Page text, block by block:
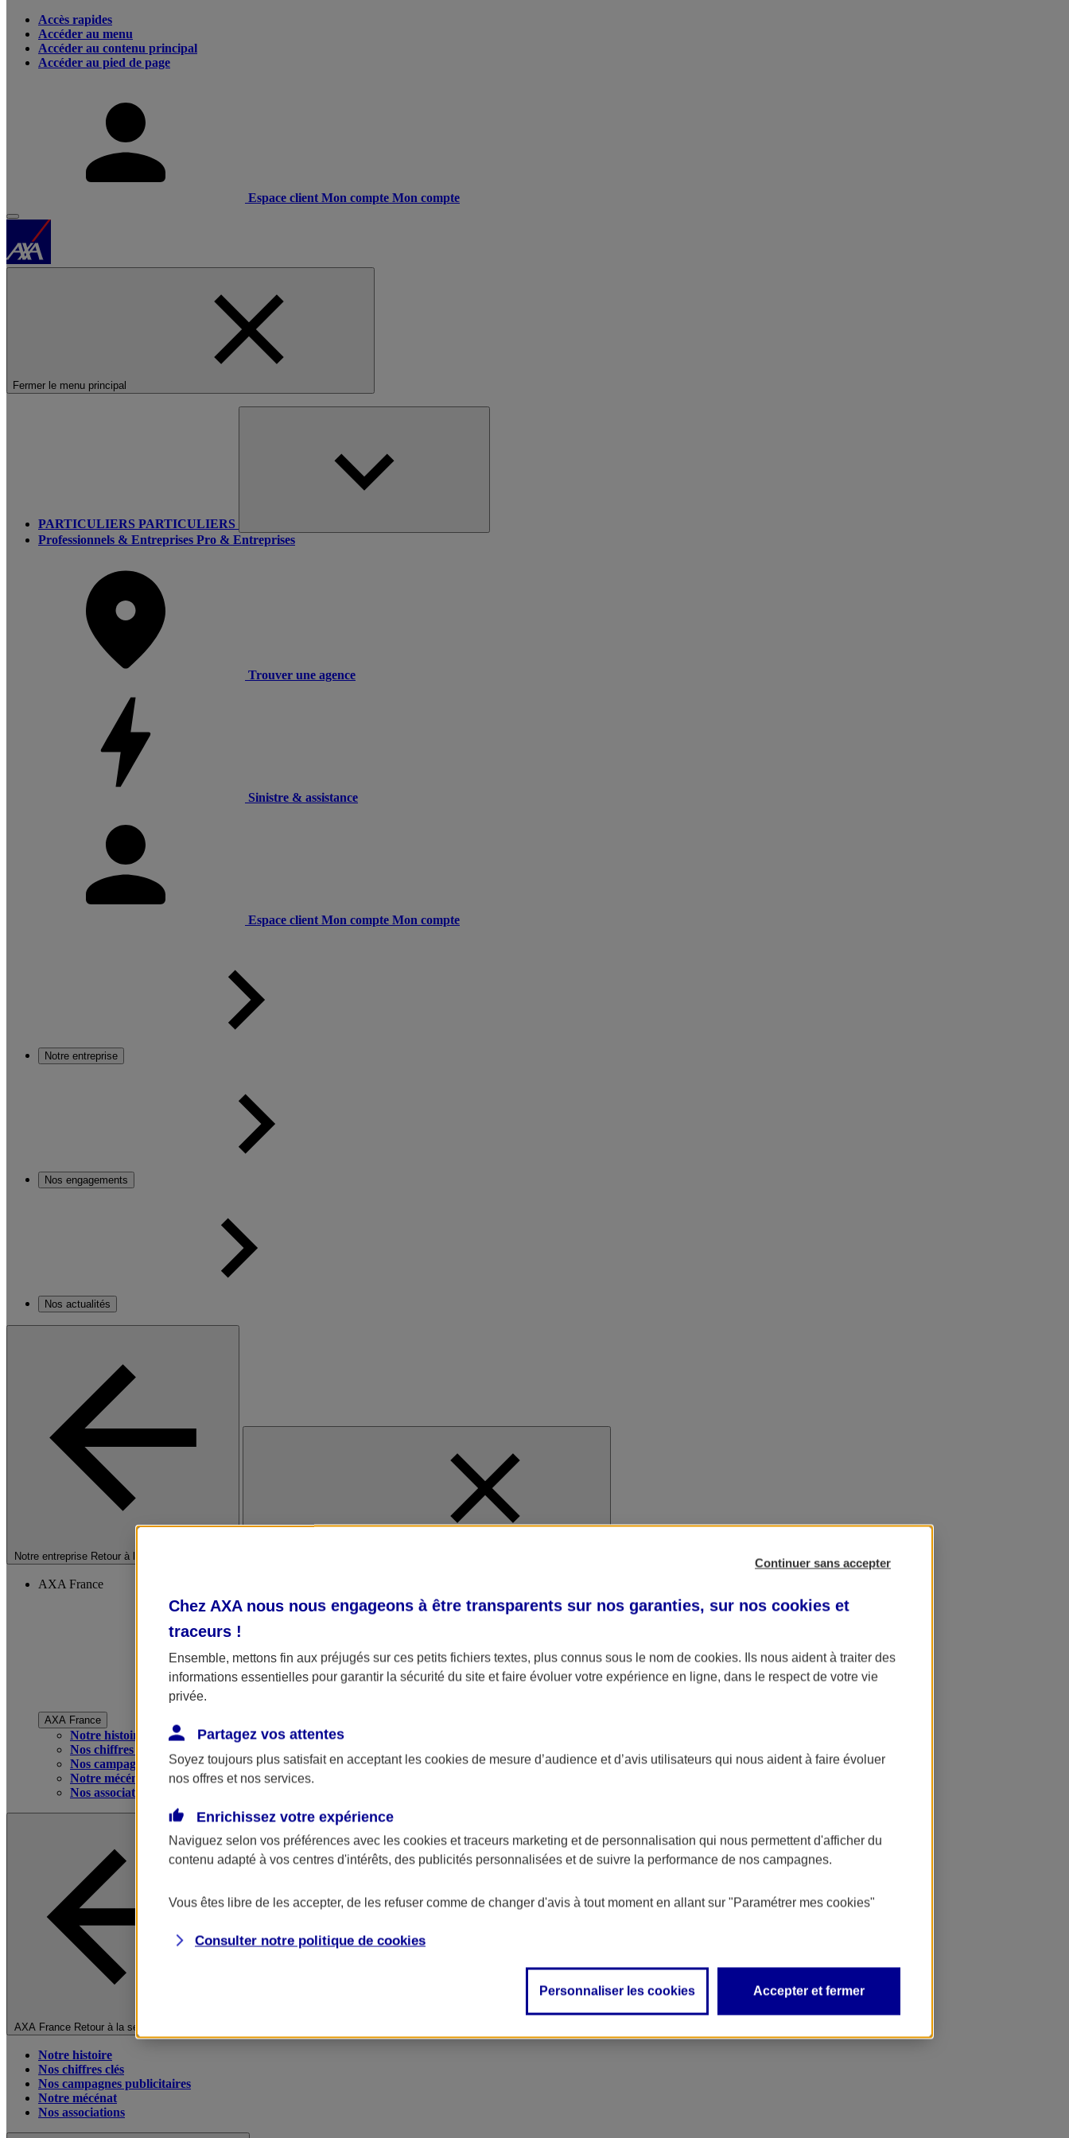
Accès rapides
Accéder au menu
Accéder au contenu principal
Accéder au pied de page
Espace client Mon compte Mon compte
Fermer le menu principal
PARTICULIERS PARTICULIERS
Professionnels & Entreprises Pro & Entreprises
Trouver une agence
Sinistre & assistance
Espace client Mon compte Mon compte
Notre entreprise
Nos engagements
Nos actualités
Notre entreprise Retour à la section précédente
AXA France
AXA France
Notre histoire
Nos chiffres clés
Nos campagnes publicitaires
Notre mécénat
Nos associations
AXA France Retour à la section précédente
Notre histoire
Nos chiffres clés
Nos campagnes publicitaires
Notre mécénat
Nos associations
Continuer sans accepter
Chez AXA nous nous engageons à être transparents sur nos garanties, sur nos cookies et
traceurs !
Ensemble, mettons fin aux préjugés sur ces petits fichiers textes, plus connus sous le nom de cookies. Ils nous aident à traiter des
informations essentielles pour garantir la sécurité du site et faire évoluer votre expérience en ligne, dans le respect de votre vie
privée.
Partagez vos attentes
Soyez toujours plus satisfait en acceptant les cookies de mesure d’audience et d’avis utilisateurs qui nous aident à faire évoluer
nos offres et nos services.
Enrichissez votre expérience
Naviguez selon vos préférences avec les cookies et traceurs marketing et de personnalisation qui nous permettent d'afficher du
contenu adapté à vos centres d'intérêts, des publicités personnalisées et de suivre la performance de nos campagnes.
Vous êtes libre de les accepter, de les refuser comme de changer d'avis à tout moment en allant sur "Paramétrer mes cookies"
Consulter notre politique de cookies
Personnaliser les cookies Accepter et fermer